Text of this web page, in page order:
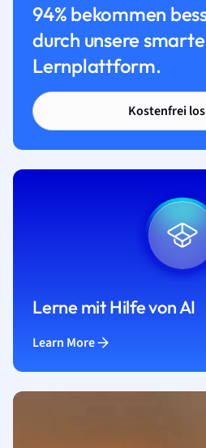
94% bekommen
durch unsere smarte
Lernplattform.
Kostenfrei
Lerne mit Hilfe von AI
Learn More